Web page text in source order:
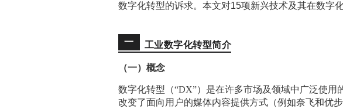
数字化转型的诉求。本文对15项新兴技术及其在数字
一 工业数字化转型简介
（一）概念
数字化转型（“DX”）是在许多市场及领域中广泛使
改变了面向用户的媒体内容提供方式（例如奈飞和优